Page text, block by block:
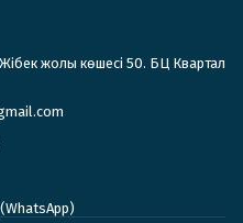
жолы көшесі 50. БЦ Квартал